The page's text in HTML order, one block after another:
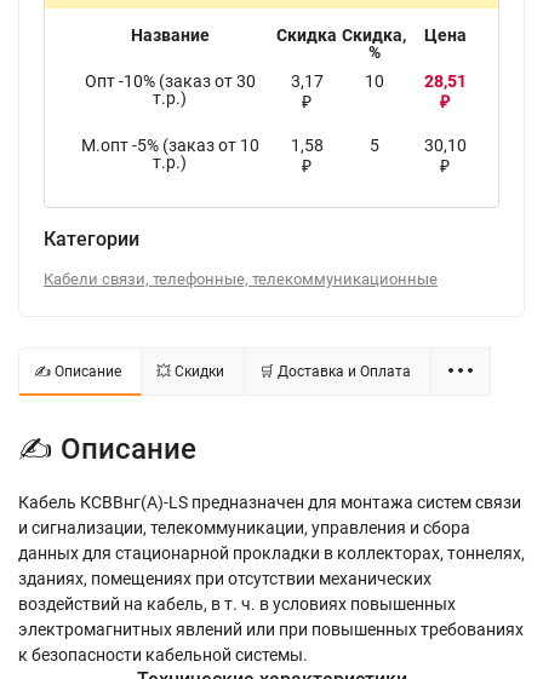
Название Скидка Скидка,
%
Цена
Опт -10% (заказ от 30
т.р.)
3,17
₽
10 28,51
₽
М.опт -5% (заказ от 10
т.р.)
1,58
₽
5 30,10
₽
Категории
Кабели связи, телефонные, телекоммуникационные
✍ Описание 💥 Скидки 🛒 Доставка и Оплата
✍ Описание
Кабель КСВВнг(A)-LS предназначен для монтажа систем связи
и сигнализации, телекоммуникации, управления и сбора
данных для стационарной прокладки в коллекторах, тоннелях,
зданиях, помещениях при отсутствии механических
воздействий на кабель, в т. ч. в условиях повышенных
электромагнитных явлений или при повышенных требованиях
к безопасности кабельной системы.